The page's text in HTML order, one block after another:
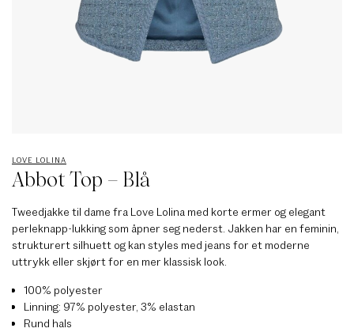
LOVE LOLINA
Abbot Top – Blå
Tweedjakke til dame fra Love Lolina med korte ermer og elegant
perleknapp-lukking som åpner seg nederst. Jakken har en feminin,
strukturert silhuett og kan styles med jeans for et moderne
uttrykk eller skjørt for en mer klassisk look.
100% polyester
Linning: 97% polyester, 3% elastan
Rund hals